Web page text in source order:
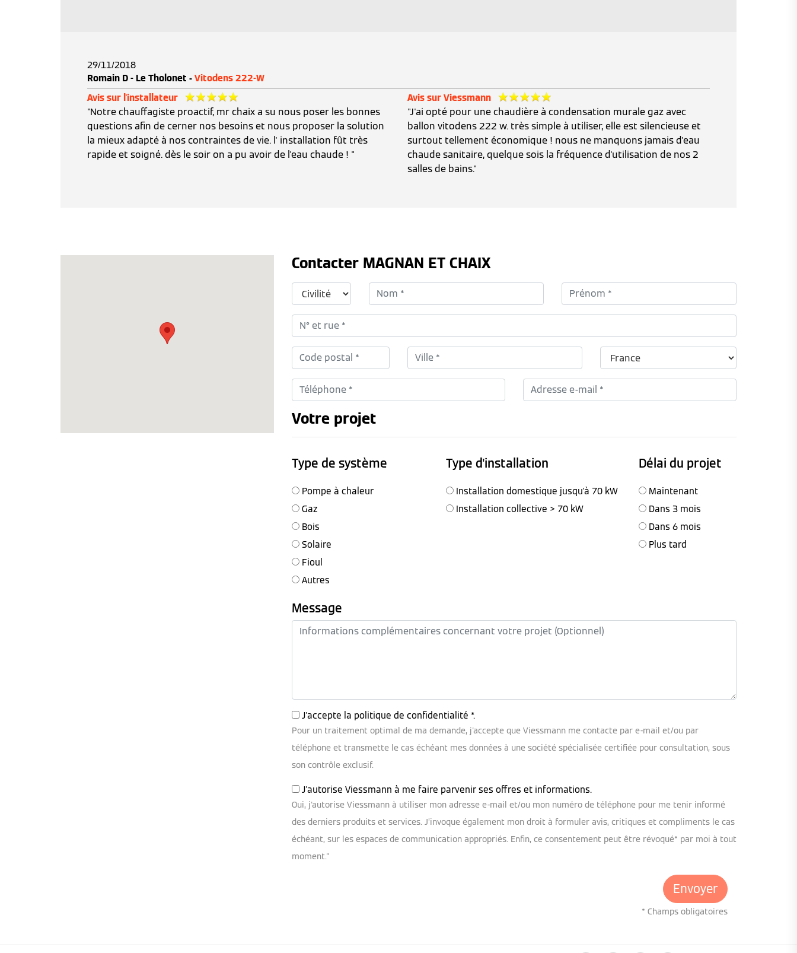
29/11/2018
Romain D - Le Tholonet - Vitodens 222-W
Avis sur l'installateur
"Notre chauffagiste proactif, mr chaix a su nous poser les bonnes
questions afin de cerner nos besoins et nous proposer la solution
la mieux adapté à nos contraintes de vie. l' installation fût très
rapide et soigné. dès le soir on a pu avoir de l'eau chaude ! "
Avis sur Viessmann
"J'ai opté pour une chaudière à condensation murale gaz avec
ballon vitodens 222 w. très simple à utiliser, elle est silencieuse et
surtout tellement économique ! nous ne manquons jamais d'eau
chaude sanitaire, quelque sois la fréquence d'utilisation de nos 2
salles de bains."
Contacter MAGNAN ET CHAIX
Votre projet
Type de système Type d'installation Délai du projet
Pompe à chaleur
Gaz
Bois
Solaire
Fioul
Autres
Installation domestique jusqu'à 70 kW
Installation collective > 70 kW
Maintenant
Dans 3 mois
Dans 6 mois
Plus tard
Message
J'accepte la politique de confidentialité *.
Pour un traitement optimal de ma demande, j'accepte que Viessmann me contacte par e-mail et/ou par
téléphone et transmette le cas échéant mes données à une société spécialisée certifiée pour consultation, sous
son contrôle exclusif.
J'autorise Viessmann à me faire parvenir ses offres et informations.
Oui, j'autorise Viessmann à utiliser mon adresse e-mail et/ou mon numéro de téléphone pour me tenir informé
des derniers produits et services. J’invoque également mon droit à formuler avis, critiques et compliments le cas
échéant, sur les espaces de communication appropriés. Enfin, ce consentement peut être révoqué* par moi à tout
moment."
* Champs obligatoires